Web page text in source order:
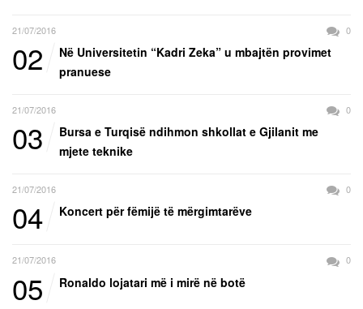
21/07/2016 0
02
Në Universitetin “Kadri Zeka” u mbajtën provimet
pranuese
21/07/2016 0
03
Bursa e Turqisë ndihmon shkollat e Gjilanit me
mjete teknike
21/07/2016 0
04 Koncert për fëmijë të mërgimtarëve
21/07/2016 0
05 Ronaldo lojatari më i mirë në botë